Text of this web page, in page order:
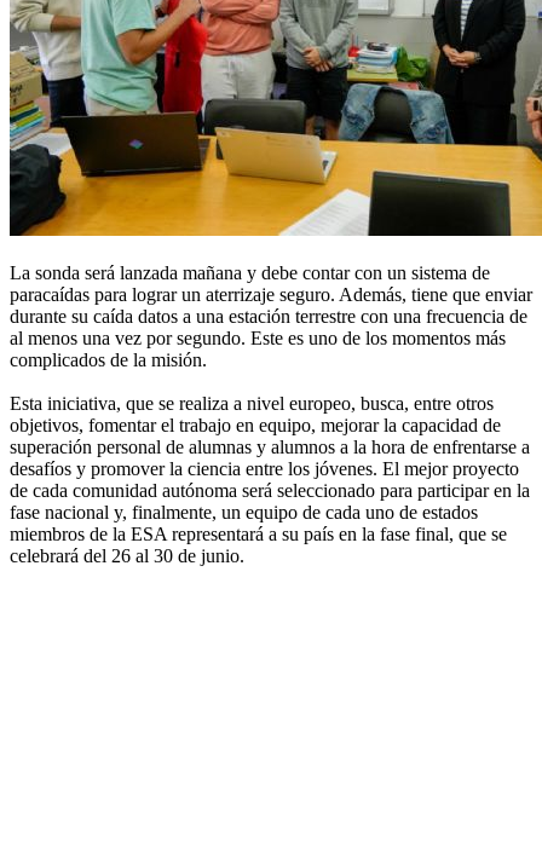
La sonda será lanzada mañana y debe contar con un sistema de
paracaídas para lograr un aterrizaje seguro. Además, tiene que enviar
durante su caída datos a una estación terrestre con una frecuencia de
al menos una vez por segundo. Este es uno de los momentos más
complicados de la misión.
Esta iniciativa, que se realiza a nivel europeo, busca, entre otros
objetivos, fomentar el trabajo en equipo, mejorar la capacidad de
superación personal de alumnas y alumnos a la hora de enfrentarse a
desafíos y promover la ciencia entre los jóvenes. El mejor proyecto
de cada comunidad autónoma será seleccionado para participar en la
fase nacional y, finalmente, un equipo de cada uno de estados
miembros de la ESA representará a su país en la fase final, que se
celebrará del 26 al 30 de junio.